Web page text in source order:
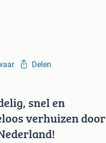
Delen
snel en
verhuizen door